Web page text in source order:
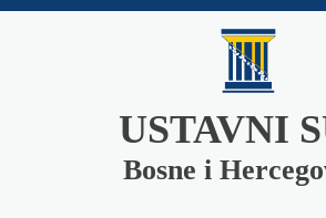
USTAVNI
Bosne i